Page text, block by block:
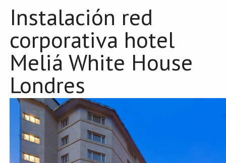
Instalación red
corporativa hotel
Meliá White House
Londres